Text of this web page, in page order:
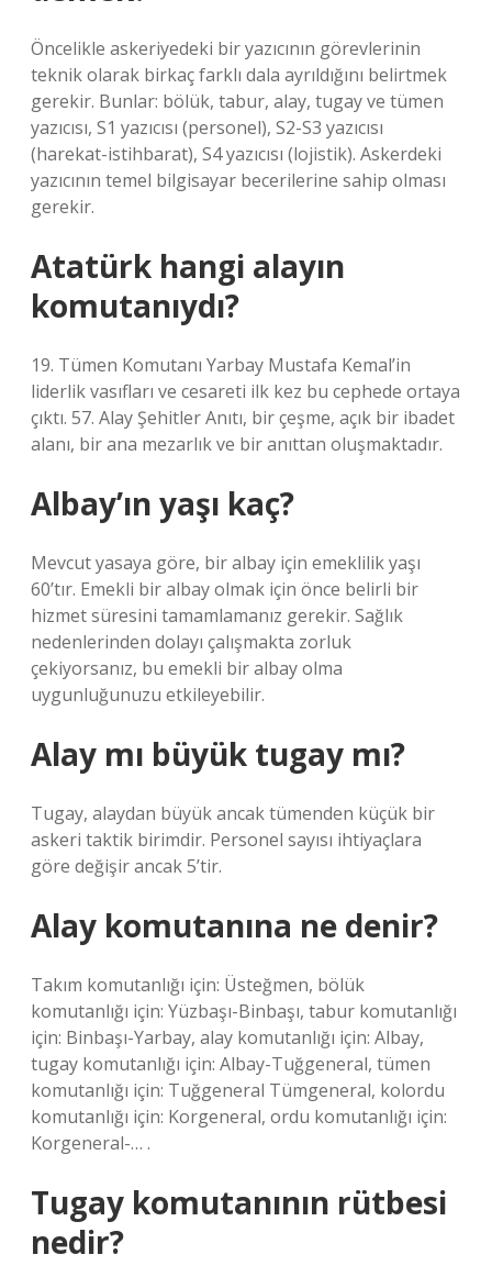
Öncelikle askeriyedeki bir yazıcının görevlerinin
teknik olarak birkaç farklı dala ayrıldığını belirtmek
gerekir. Bunlar: bölük, tabur, alay, tugay ve tümen
yazıcısı, S1 yazıcısı (personel), S2-S3 yazıcısı
(harekat-istihbarat), S4 yazıcısı (lojistik). Askerdeki
yazıcının temel bilgisayar becerilerine sahip olması
gerekir.
Atatürk hangi alayın
komutanıydı?
19. Tümen Komutanı Yarbay Mustafa Kemal’in
liderlik vasıfları ve cesareti ilk kez bu cephede ortaya
çıktı. 57. Alay Şehitler Anıtı, bir çeşme, açık bir ibadet
alanı, bir ana mezarlık ve bir anıttan oluşmaktadır.
Albay’ın yaşı kaç?
Mevcut yasaya göre, bir albay için emeklilik yaşı
60’tır. Emekli bir albay olmak için önce belirli bir
hizmet süresini tamamlamanız gerekir. Sağlık
nedenlerinden dolayı çalışmakta zorluk
çekiyorsanız, bu emekli bir albay olma
uygunluğunuzu etkileyebilir.
Alay mı büyük tugay mı?
Tugay, alaydan büyük ancak tümenden küçük bir
askeri taktik birimdir. Personel sayısı ihtiyaçlara
göre değişir ancak 5’tir.
Alay komutanına ne denir?
Takım komutanlığı için: Üsteğmen, bölük
komutanlığı için: Yüzbaşı-Binbaşı, tabur komutanlığı
için: Binbaşı-Yarbay, alay komutanlığı için: Albay,
tugay komutanlığı için: Albay-Tuğgeneral, tümen
komutanlığı için: Tuğgeneral Tümgeneral, kolordu
komutanlığı için: Korgeneral, ordu komutanlığı için:
Korgeneral-… .
Tugay komutanının rütbesi
nedir?